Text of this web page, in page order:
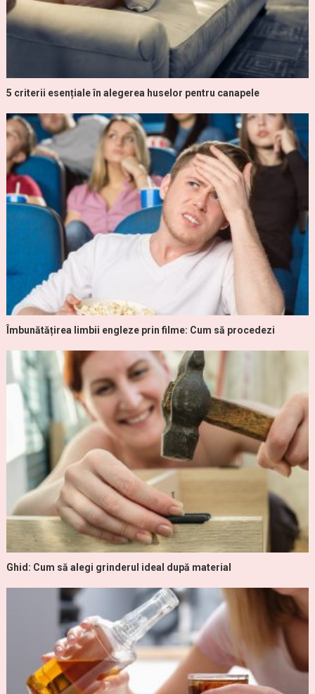
5 criterii esențiale în alegerea huselor pentru canapele
Îmbunătățirea limbii engleze prin filme: Cum să procedezi
Ghid: Cum să alegi grinderul ideal după material